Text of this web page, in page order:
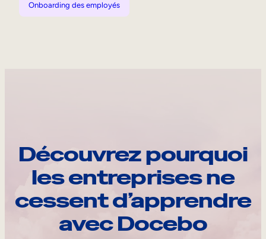
Onboarding des employés
Découvrez pourquoi
les entreprises ne
cessent d’apprendre
avec Docebo